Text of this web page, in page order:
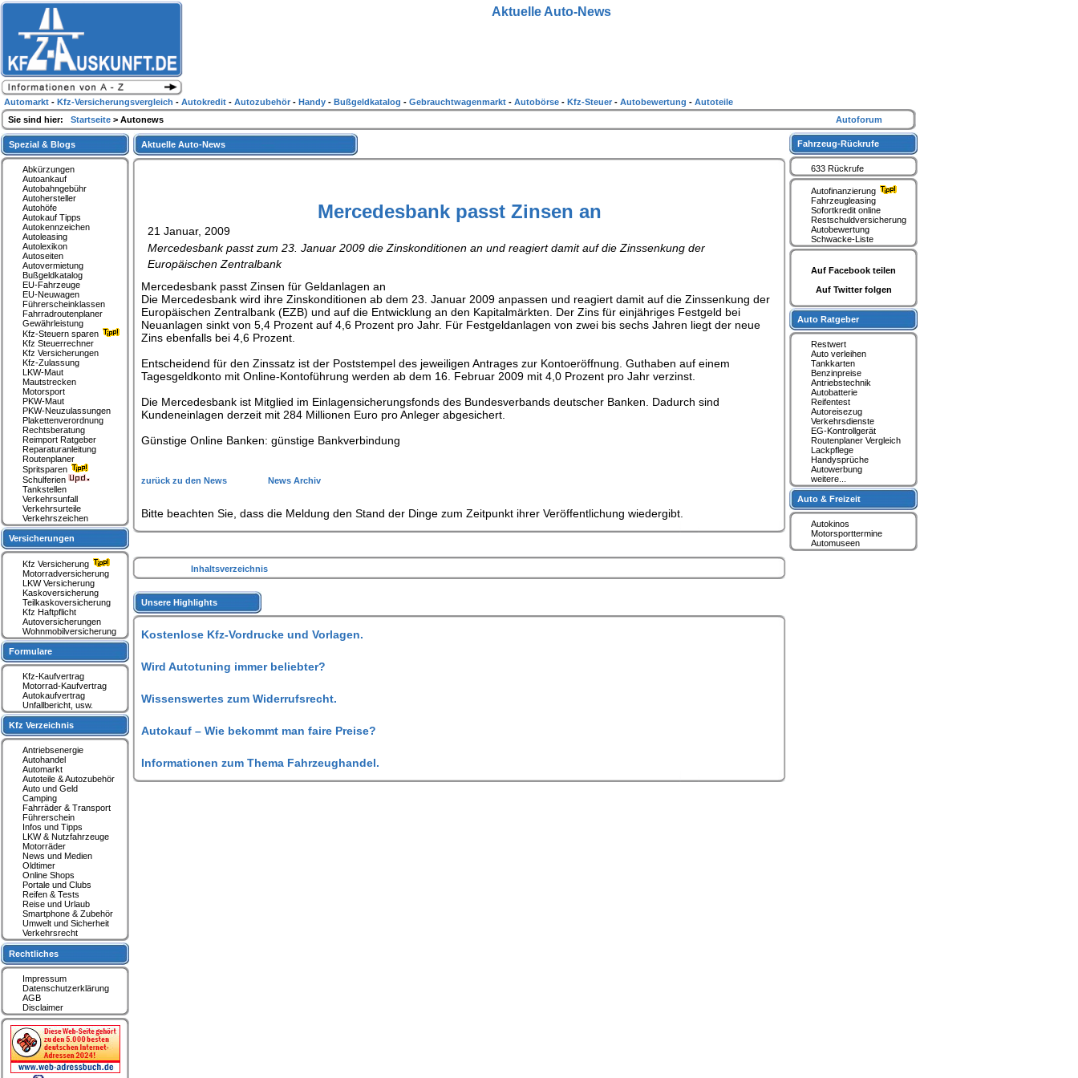
Aktuelle Auto-News
Mercedesbank passt Zinsen an
21 Januar, 2009
Mercedesbank passt zum 23. Januar 2009 die Zinskonditionen an und reagiert damit auf die Zinssenkung der
Europäischen Zentralbank
Mercedesbank passt Zinsen für Geldanlagen an
Die Mercedesbank wird ihre Zinskonditionen ab dem 23. Januar 2009 anpassen und reagiert damit auf die Zinssenkung der
Europäischen Zentralbank (EZB) und auf die Entwicklung an den Kapitalmärkten. Der Zins für einjähriges Festgeld bei
Neuanlagen sinkt von 5,4 Prozent auf 4,6 Prozent pro Jahr. Für Festgeldanlagen von zwei bis sechs Jahren liegt der neue
Zins ebenfalls bei 4,6 Prozent.
Entscheidend für den Zinssatz ist der Poststempel des jeweiligen Antrages zur Kontoeröffnung. Guthaben auf einem
Tagesgeldkonto mit Online-Kontoführung werden ab dem 16. Februar 2009 mit 4,0 Prozent pro Jahr verzinst.
Die Mercedesbank ist Mitglied im Einlagensicherungsfonds des Bundesverbands deutscher Banken. Dadurch sind
Kundeneinlagen derzeit mit 284 Millionen Euro pro Anleger abgesichert.
Günstige Online Banken: günstige Bankverbindung
zurück zu den News News Archiv
Bitte beachten Sie, dass die Meldung den Stand der Dinge zum Zeitpunkt ihrer Veröffentlichung wiedergibt.
Inhaltsverzeichnis
Unsere Highlights
Kostenlose Kfz-Vordrucke und Vorlagen.
Wird Autotuning immer beliebter?
Wissenswertes zum Widerrufsrecht.
Autokauf – Wie bekommt man faire Preise?
Informationen zum Thema Fahrzeughandel.
Spezial & Blogs
Abkürzungen
Autoankauf
Autobahngebühr
Autohersteller
Autohöfe
Autokauf Tipps
Autokennzeichen
Autoleasing
Autolexikon
Autoseiten
Autovermietung
Bußgeldkatalog
EU-Fahrzeuge
EU-Neuwagen
Führerscheinklassen
Fahrradroutenplaner
Gewährleistung
Kfz-Steuern sparen
Kfz Steuerrechner
Kfz Versicherungen
Kfz-Zulassung
LKW-Maut
Mautstrecken
Motorsport
PKW-Maut
PKW-Neuzulassungen
Plakettenverordnung
Rechtsberatung
Reimport Ratgeber
Reparaturanleitung
Routenplaner
Spritsparen
Schulferien
Tankstellen
Verkehrsunfall
Verkehrsurteile
Verkehrszeichen
Versicherungen
Kfz Versicherung
Motorradversicherung
LKW Versicherung
Kaskoversicherung
Teilkaskoversicherung
Kfz Haftpflicht
Autoversicherungen
Wohnmobilversicherung
Formulare
Kfz-Kaufvertrag
Motorrad-Kaufvertrag
Autokaufvertrag
Unfallbericht, usw.
Kfz Verzeichnis
Antriebsenergie
Autohandel
Automarkt
Autoteile & Autozubehör
Auto und Geld
Camping
Fahrräder & Transport
Führerschein
Infos und Tipps
LKW & Nutzfahrzeuge
Motorräder
News und Medien
Oldtimer
Online Shops
Portale und Clubs
Reifen & Tests
Reise und Urlaub
Smartphone & Zubehör
Umwelt und Sicherheit
Verkehrsrecht
Rechtliches
Impressum
Datenschutzerklärung
AGB
Disclaimer
Fahrzeug-Rückrufe
633 Rückrufe
Autofinanzierung
Fahrzeugleasing
Sofortkredit online
Restschuldversicherung
Autobewertung
Schwacke-Liste
Auf Facebook teilen
Auf Twitter folgen
Auto Ratgeber
Restwert
Auto verleihen
Tankkarten
Benzinpreise
Antriebstechnik
Autobatterie
Reifentest
Autoreisezug
Verkehrsdienste
EG-Kontrollgerät
Routenplaner Vergleich
Lackpflege
Handysprüche
Autowerbung
weitere...
Auto & Freizeit
Autokinos
Motorsporttermine
Automuseen
Aktuelle Auto-News
Automarkt - Kfz-Versicherungsvergleich - Autokredit - Autozubehör - Handy - Bußgeldkatalog - Gebrauchtwagenmarkt - Autobörse - Kfz-Steuer - Autobewertung - Autoteile
Sie sind hier: Startseite > Autonews Autoforum